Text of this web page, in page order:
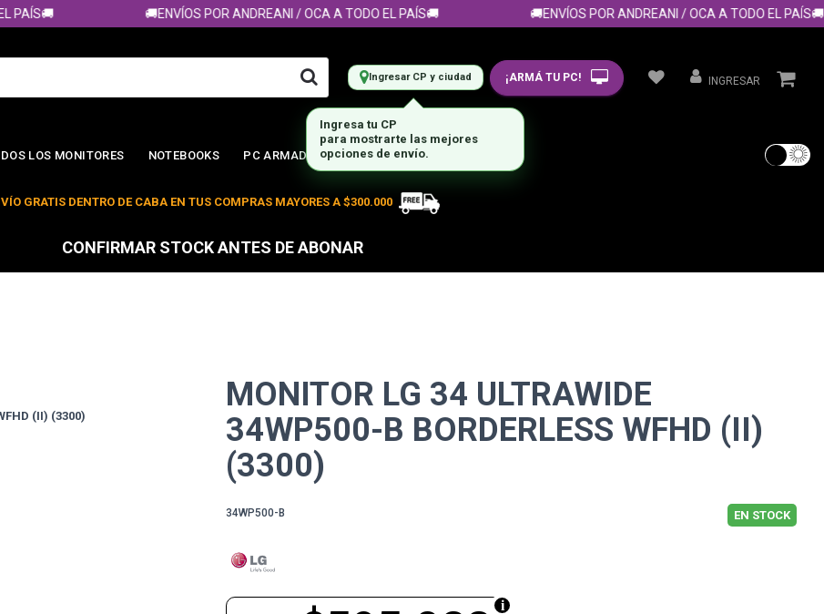
🚚ENVÍOS POR ANDREANI / OCA A TODO EL PAÍS🚚 🚚ENVÍOS POR ANDREANI / OCA A TODO EL PAÍS🚚
Ingresar CP y ciudad ¡ARMÁ TU PC! INGRESAR
LOS MONITORES NOTEBOOKS PC ARMADA
GRATIS DENTRO DE CABA EN TUS COMPRAS MAYORES A $300.000
CONFIRMAR STOCK ANTES DE ABONAR
MONITOR LG 34 ULTRAWIDE
34WP500-B BORDERLESS WFHD (II)
(3300)
34WP500-B EN STOCK
Ingresa tu CP
para mostrarte las mejores
opciones de envío.